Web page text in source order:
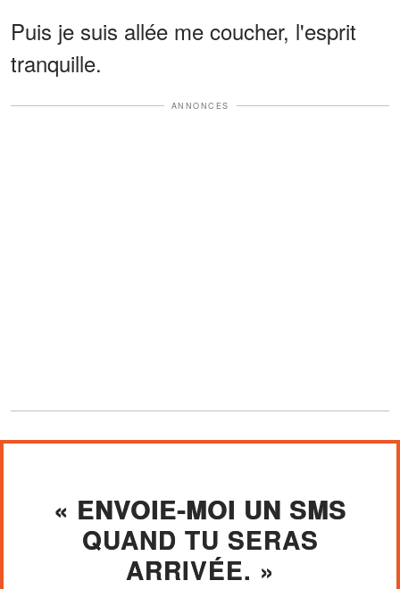
Puis je suis allée me coucher, l'esprit
tranquille.
ANNONCES
« ENVOIE-MOI UN SMS
QUAND TU SERAS
ARRIVÉE. »